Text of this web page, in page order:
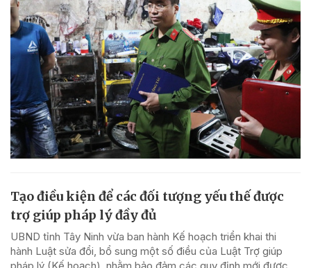
Tạo điều kiện để các đối tượng yếu thế được
trợ giúp pháp lý đầy đủ
UBND tỉnh Tây Ninh vừa ban hành Kế hoạch triển khai thi
hành Luật sửa đổi, bổ sung một số điều của Luật Trợ giúp